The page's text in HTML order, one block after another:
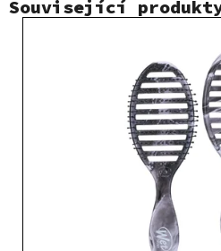
Související